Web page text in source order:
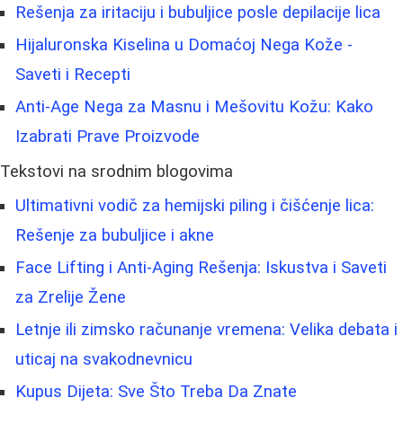
Rešenja za iritaciju i bubuljice posle depilacije lica
Hijaluronska Kiselina u Domaćoj Nega Kože -
Saveti i Recepti
Anti-Age Nega za Masnu i Mešovitu Kožu: Kako
Izabrati Prave Proizvode
Tekstovi na srodnim blogovima
Ultimativni vodič za hemijski piling i čišćenje lica:
Rešenje za bubuljice i akne
Face Lifting i Anti-Aging Rešenja: Iskustva i Saveti
za Zrelije Žene
Letnje ili zimsko računanje vremena: Velika debata i
uticaj na svakodnevnicu
Kupus Dijeta: Sve Što Treba Da Znate